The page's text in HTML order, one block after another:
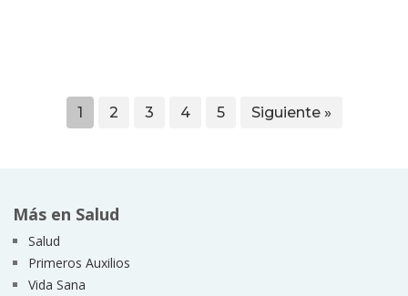
1 2 3 4 5 Siguiente »
Más en Salud
Salud
Primeros Auxilios
Vida Sana